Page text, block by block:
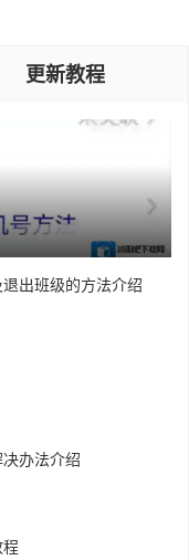
更新教程
退出班级的方法介绍
决办法介绍
程